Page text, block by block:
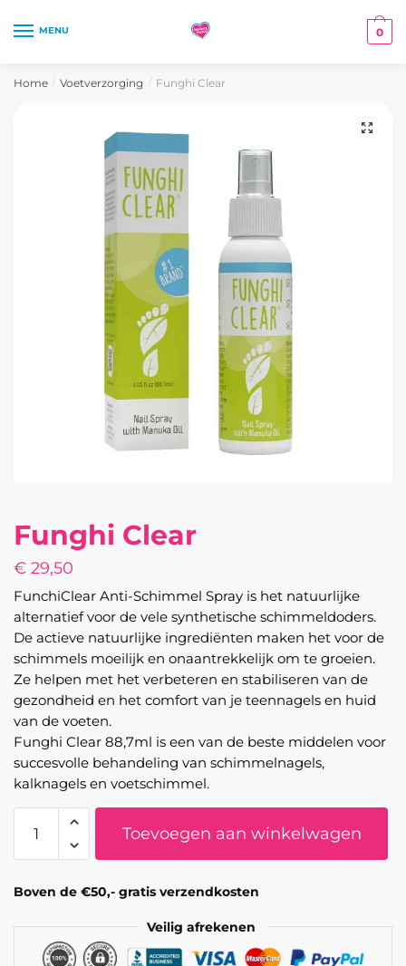
MENU 0
Home Voetverzorging Funghi Clear
Funghi Clear
€ 29,50
FunchiClear Anti-Schimmel Spray is het natuurlijke
alternatief voor de vele synthetische schimmeldoders.
De actieve natuurlijke ingrediënten maken het voor de
schimmels moeilijk en onaantrekkelijk om te groeien.
Ze helpen met het verbeteren en stabiliseren van de
gezondheid en het comfort van je teennagels en huid
van de voeten.
Funghi Clear 88,7ml is een van de beste middelen voor
succesvolle behandeling van schimmelnagels,
kalknagels en voetschimmel.
Clear
aantal
Toevoegen aan winkelwagen
Boven de €50,- gratis verzendkosten
Veilig afrekenen